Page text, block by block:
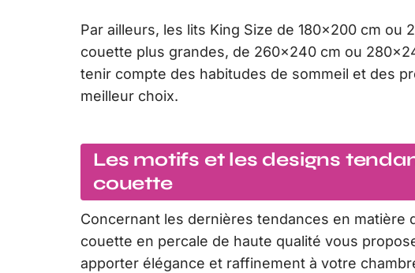
Par ailleurs, les lits King Size de 180×200 cm
couette plus grandes, de 260×240 cm ou
tenir compte des habitudes de sommeil et des
meilleur choix.
Les motifs et les designs
couette
Concernant les dernières tendances en
couette en percale de haute qualité vous
apporter élégance et raffinement à votre